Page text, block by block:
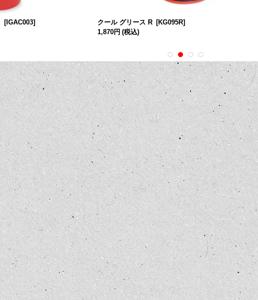
[IGAC003]
クール グリース R [KG095R]
1,870円 (税込)